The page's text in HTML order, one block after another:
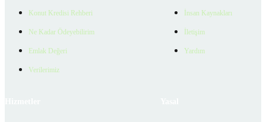
Konut Kredisi Rehberi
Ne Kadar Ödeyebilirim
Emlak Değeri
Verilerimiz
İnsan Kaynakları
İletişim
Yardım